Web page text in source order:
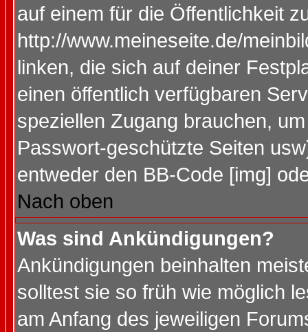
auf einem für die Öffentlichkeit
http://www.meineseite.de/
linken, die sich auf deiner
einen öffentlich verfügbaren
speziellen Zugang brauchen,
Passwort-geschützte Seiten
entweder den BB-Code [img]
Nach oben
Was sind Ankündigungen?
Ankündigungen beinhalten
solltest sie so früh wie möglich
am Anfang des jeweiligen